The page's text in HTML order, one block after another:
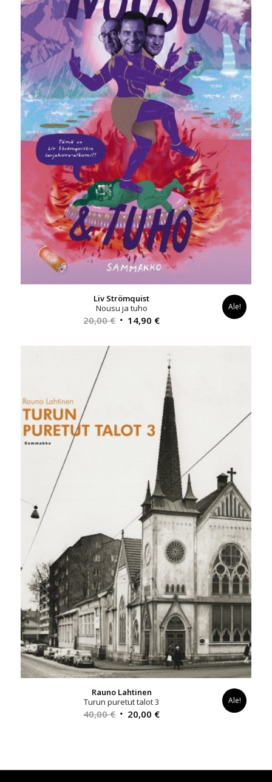
Liv Strömquist
Nousu ja tuho
20,00€ Alkuperäinen
oli:
14,90 €Nykyinen
on:
14,90 €.
Ale!
Rauno Lahtinen
Turun puretut talot 3
40,00€ Alkuperäinen
20,00 €Nykyinen
Ale!